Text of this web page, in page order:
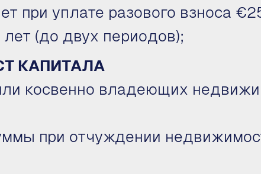
при уплате разового взноса
(до двух периодов);
КАПИТАЛА
косвенно владеющих
при отчуждении